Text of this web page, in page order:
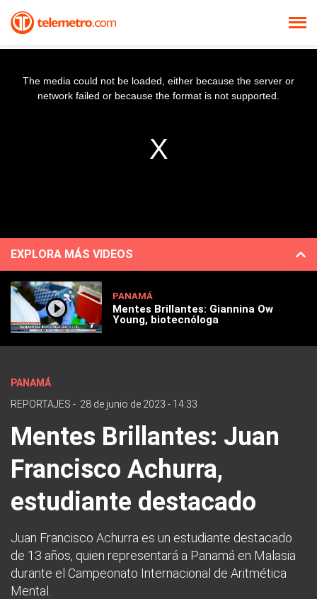
The media could not be loaded, either because the server or
network failed or because the format is not supported.
EXPLORA MÁS VIDEOS
PANAMÁ
Mentes Brillantes: Giannina Ow
Young, biotecnóloga
PANAMÁ
REPORTAJES - 28 de junio de 2023 - 14:33
Mentes Brillantes: Juan
Francisco Achurra,
estudiante destacado
Juan Francisco Achurra es un estudiante destacado
de 13 años, quien representará a Panamá en Malasia
durante el Campeonato Internacional de Aritmética
Mental.